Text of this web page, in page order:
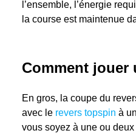
l’ensemble, l’énergie
la course est maintenue
Comment jouer
En gros, la coupe du
avec le revers topspin à
vous soyez à une ou